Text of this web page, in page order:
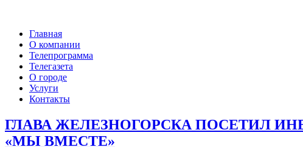
Главная
О компании
Телепрограмма
Телегазета
О городе
Услуги
Контакты
ГЛАВА ЖЕЛЕЗНОГОРСКА ПОСЕТИЛ
«МЫ ВМЕСТЕ»